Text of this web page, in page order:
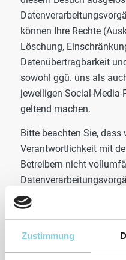
Zustimmung
können Ihre Rechte
Löschung,
Datenübertragbarkeit
sowohl ggü. uns als
jeweiligen Social-
geltend machen.
Bitte beachten Sie,
Verantwortlichkeit mit
Betreibern nicht
haben. Unsere
nach der
Speicherdauer